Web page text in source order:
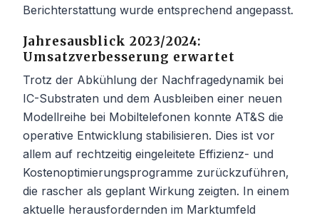
Berichterstattung wurde entsprechend angepasst.
Jahresausblick 2023/2024:
Umsatzverbesserung erwartet
Trotz der Abkühlung der Nachfragedynamik bei
IC-Substraten und dem Ausbleiben einer neuen
Modellreihe bei Mobiltelefonen konnte AT&S die
operative Entwicklung stabilisieren. Dies ist vor
allem auf rechtzeitig eingeleitete Effizienz- und
Kostenoptimierungsprogramme zurückzuführen,
die rascher als geplant Wirkung zeigten. In einem
aktuelle herausfordernden im Marktumfeld